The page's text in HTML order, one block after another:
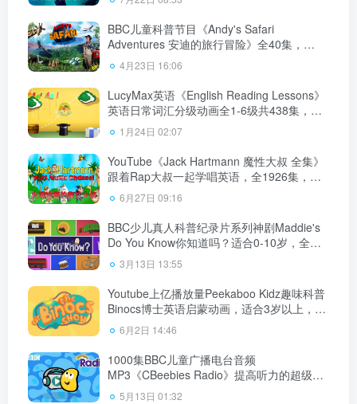
BBC儿童科普节目《Andy's Safari
Adventures 安迪的旅行冒险》全40集，
1080P高清视频带英文字幕，百度云网盘下
载！
4月23日 16:06
LucyMax英语《English Reading Lessons》
英语日常词汇分级动画全1-6级共438集，
720P高清视频带英文字幕，百度云网盘下
载！
1月24日 02:07
YouTube《Jack Hartmann 魔性大叔 全集》
跟着Rap大叔一起学唱英语，全1926集，
1080P高清视频带英文字幕，百度云网盘下
载！
6月27日 09:16
BBC少儿真人科普纪录片系列神剧Maddie's
Do You Know你知道吗？适合0-10岁，全五
季共98集+番外篇21集，百度云网盘下载！
3月13日 13:55
Youtube上亿播放量Peekaboo Kidz趣味科普
Binocs博士英语启蒙动画，适合3岁以上，全
428集，1080P高清视频带英文字幕，百度云
网盘下载
6月2日 14:46
1000集BBC儿童广播电台音频
MP3《CBeebies Radio》提高听力的超级神
器，百度云网盘下载！
5月13日 01:32